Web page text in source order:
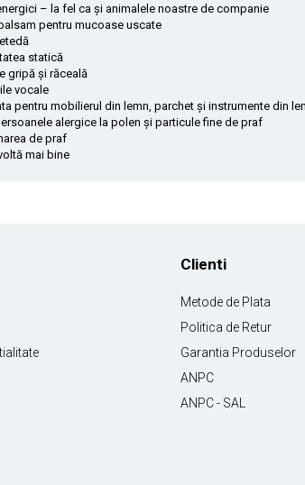
– la fel ca și animalele noastre de companie
pentru mucoase uscate
statică
gripă și răceală
vocale
pentru mobilierul din lemn, parchet și instrumente din
alergice la polen și particule fine de praf
de praf
mai bine
Clienti
Metode de Plata
Politica de Retur
Garantia Produselor
ANPC
ANPC - SAL